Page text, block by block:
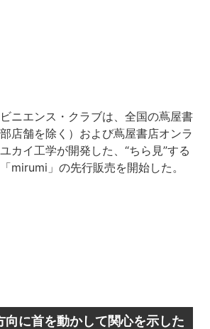
ニエンス・クラブは、全国の蔦屋書
店舗を除く）および蔦屋書店オンラ
カイ工学が開発した、“ちら見”する
mirumi」の先行販売を開始した。
向に首を動かして関心を示した